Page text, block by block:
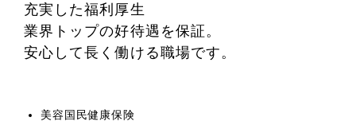
充実した福利厚生
業界トップの好待遇を保証。
安心して長く働ける職場です。
美容国民健康保険